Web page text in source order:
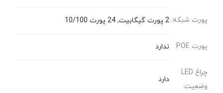
پورت شبکه: 2 پورت گیگابیت, 24 پورت 10/100
پورت POE: ندارد
چراغ LED
وضعیت:
دارد